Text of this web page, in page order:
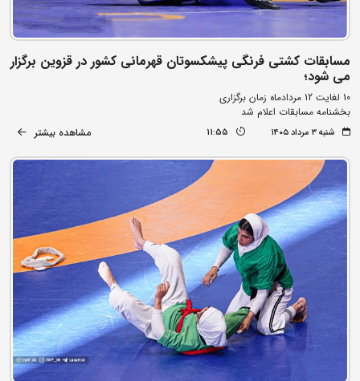
مسابقات کشتی فرنگی پیشکسوتان قهرمانی کشور در قزوین برگزار
می شود؛
10 لغایت 12 مردادماه زمان برگزاری
بخشنامه مسابقات اعلام شد
شنبه ۳ مرداد ۱۴۰۵ 11:55 مشاهده بیشتر